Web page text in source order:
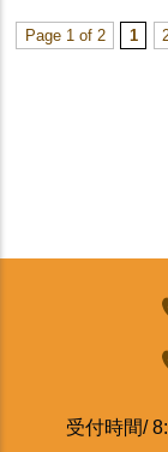
Page 1 of 2 1
受付時間/